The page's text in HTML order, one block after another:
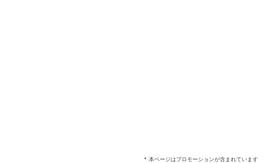
* 本ページはプロモーションが含まれています